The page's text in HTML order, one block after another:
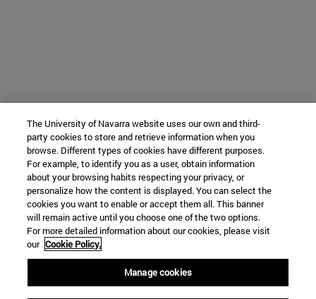
The University of Navarra website uses our own and third-
party cookies to store and retrieve information when you
browse. Different types of cookies have different purposes.
For example, to identify you as a user, obtain information
about your browsing habits respecting your privacy, or
personalize how the content is displayed. You can select the
cookies you want to enable or accept them all. This banner
will remain active until you choose one of the two options.
For more detailed information about our cookies, please visit
our Cookie Policy.
Manage cookies